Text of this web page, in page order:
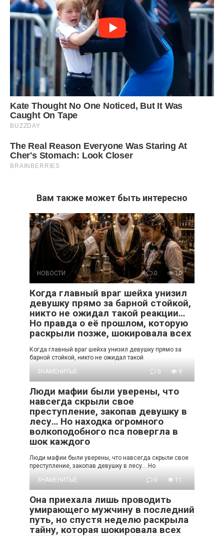
Вам также может быть интересно
НОВОСТИ 0 10
Когда главный враг шейха унизил
девушку прямо за барной стойкой,
никто не ожидал такой реакции…
Но правда о её прошлом, которую
раскрыли позже, шокировала всех
Когда главный враг шейха унизил девушку прямо за
барной стойкой, никто не ожидал такой
ЗНАМЕНИТЫЕ
0 9
Люди мафии были уверены, что
навсегда скрыли свое
преступление, закопав девушку в
лесу… Но находка огромного
волкоподобного пса повергла в
шок каждого
Люди мафии были уверены, что навсегда скрыли свое
преступление, закопав девушку в лесу… Но
ЗНАМЕНИТЫЕ
0 11
Она приехала лишь проводить
умирающего мужчину в последний
путь, но спустя неделю раскрыла
тайну, которая шокировала всех